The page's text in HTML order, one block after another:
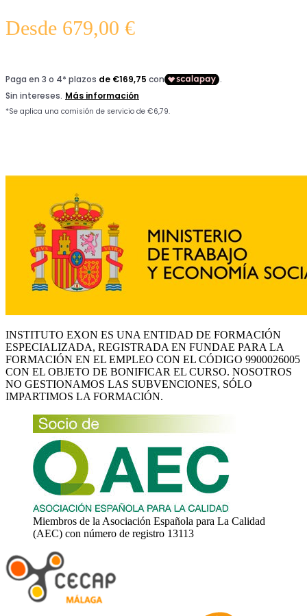
Desde 679,00 €
INSTITUTO EXON ES UNA ENTIDAD DE FORMACIÓN
ESPECIALIZADA, REGISTRADA EN FUNDAE PARA LA
FORMACIÓN EN EL EMPLEO CON EL CÓDIGO 9900026005
CON EL OBJETO DE BONIFICAR EL CURSO. NOSOTROS
NO GESTIONAMOS LAS SUBVENCIONES, SÓLO
IMPARTIMOS LA FORMACIÓN.
Miembros de la Asociación Española para La Calidad
(AEC) con número de registro 13113